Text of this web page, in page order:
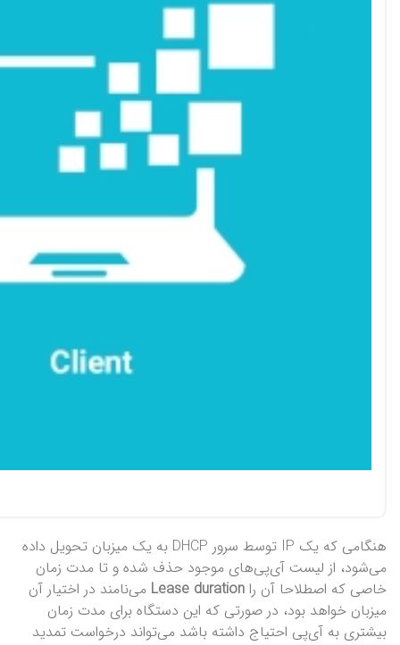
هنگامی که یک IP توسط سرور DHCP به یک میزبان تحویل داده
می‌شود، از لیست آی‌پی‌های موجود حذف شده و تا مدت زمان
خاصی که اصطلاحا آن را Lease duration می‌نامند در اختیار آن
میزبان خواهد بود، در صورتی که این دستگاه برای مدت زمان
بیشتری به آی‌پی احتیاج داشته باشد می‌تواند درخواست تمدید